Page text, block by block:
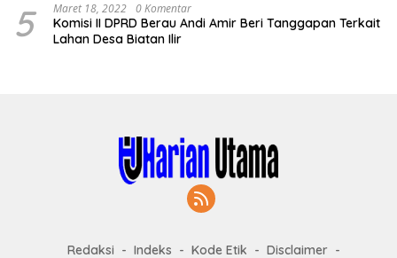
5 Maret 18, 2022 0 Komentar
Komisi II DPRD Berau Andi Amir Beri Tanggapan Terkait
Lahan Desa Biatan Ilir
Redaksi Indeks Kode Etik Disclaimer